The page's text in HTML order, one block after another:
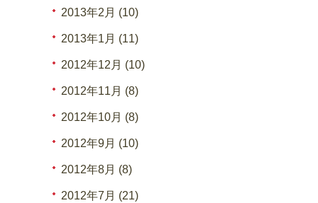
2013年2月 (10)
2013年1月 (11)
2012年12月 (10)
2012年11月 (8)
2012年10月 (8)
2012年9月 (10)
2012年8月 (8)
2012年7月 (21)